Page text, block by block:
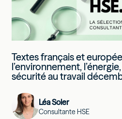
Textes français et
l’environnement,
sécurité au travail
Léa Soler
Consultante HSE